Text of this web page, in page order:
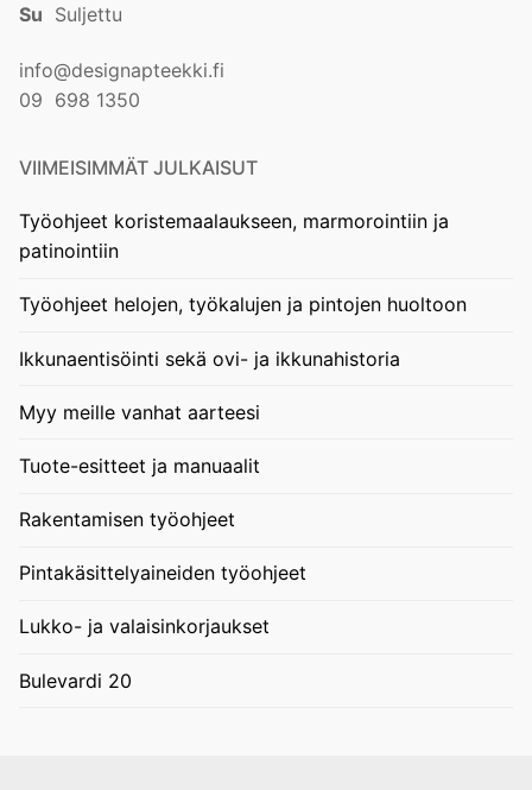
Su Suljettu
info@designapteekki.fi
09 698 1350
VIIMEISIMMÄT JULKAISUT
Työohjeet koristemaalaukseen, marmorointiin ja
patinointiin
Työohjeet helojen, työkalujen ja pintojen huoltoon
Ikkunaentisöinti sekä ovi- ja ikkunahistoria
Myy meille vanhat aarteesi
Tuote-esitteet ja manuaalit
Rakentamisen työohjeet
Pintakäsittelyaineiden työohjeet
Lukko- ja valaisinkorjaukset
Bulevardi 20